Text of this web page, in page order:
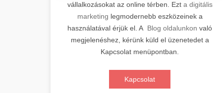
javítási és karbantartási szolgáltatások.
Szakértő technikusaink minőségi
szervízt nyújtanak minden jelentős
márkához és modellhez.
Szervizközpont Látogatása
📊 2. Online Marketing
Ügynökség
+
Átfogó online marketing
szolgáltatások, beleértve a SEO-t,
közösségi média kezelést és digitális
hirdetéseket. Növekedés elérése
Elektromos Roller
vállalkozásokat az online térben. Ezt a digitális
marketing legmodernebb eszközeinek a
használatával érjük el. A Blog oldalunkon való
megjelenéshez, kérünk küld el üzenetedet a
Kapcsolat menüpontban.
Kapcsolat